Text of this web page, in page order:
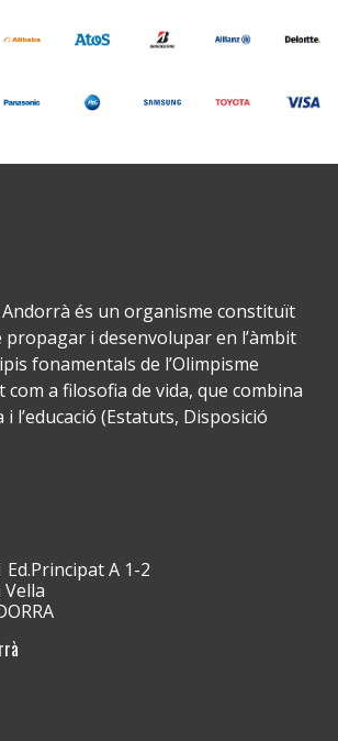
Andorrà és un organisme constituït
i desenvolupar en l’àmbit
fonamentals de l’Olimpisme
com a filosofia de vida, que combina
l’educació (Estatuts, Disposició
A 1-2